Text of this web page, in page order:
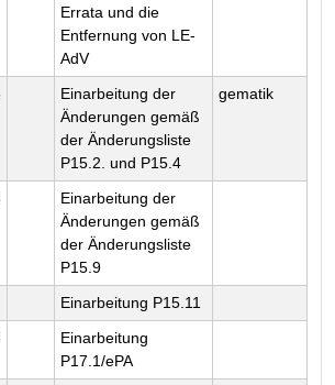
Errata und die
Entfernung von LE-
AdV
Einarbeitung der
Änderungen gemäß
der Änderungsliste
P15.2. und P15.4
gematik
Einarbeitung der
Änderungen gemäß
der Änderungsliste
P15.9
Einarbeitung P15.11
Einarbeitung
P17.1/ePA